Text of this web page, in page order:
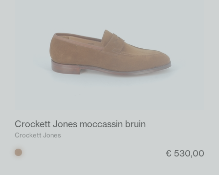
Crockett Jones moccassin bruin
Crockett Jones
Bruin € 530,00